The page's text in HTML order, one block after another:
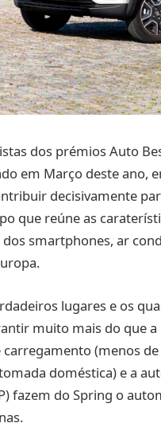
dos prémios Auto
em Março deste ano,
decisivamente
que reúne as
dos smartphones, ar
lugares e os
muito mais do que
carregamento (menos
doméstica) e a
fazem do Spring o